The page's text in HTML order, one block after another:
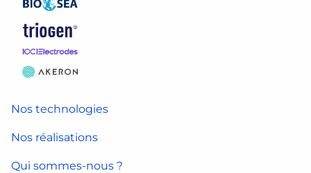
Nos technologies
Nos réalisations
Qui sommes-nous ?